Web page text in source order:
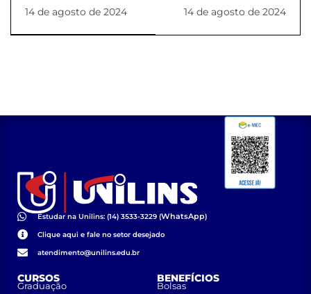
NDE
(PORTARIA_54_2024_REITORIA)
14 de agosto de 2024 14 de agosto de 2024
Estudar na Unilins: (14) 3533-3229 (WhatsApp)
Clique aqui e fale no setor desejado
atendimento@unilins.edu.br
CURSOS
Graduação
BENEFÍCIOS
Bolsas